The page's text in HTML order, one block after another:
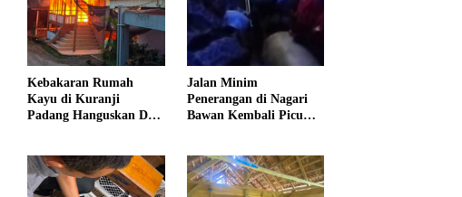
Kebakaran Rumah
Kayu di Kuranji
Padang Hanguskan Dua
Jalan Minim
Penerangan di Nagari
Bawan Kembali Picu